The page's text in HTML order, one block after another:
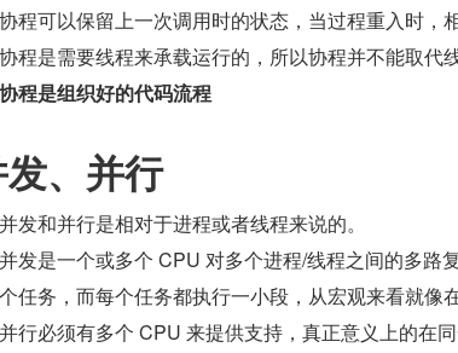
协程可以保留上一次调用时的状态，当过程重入时，
协程是需要线程来承载运行的，所以协程并不能取代
协程是组织好的代码流程
、并行
并发和并行是相对于进程或者线程来说的。
并发是一个或多个 CPU 对多个进程/线程之间的多路
个任务，而每个任务都执行一小段，从宏观来看就像
并行必须有多个 CPU 来提供支持，真正意义上的在